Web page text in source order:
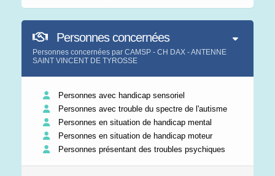
Personnes concernées
Personnes concernées par CAMSP - CH DAX - ANTENNE
SAINT VINCENT DE TYROSSE
Personnes avec handicap sensoriel
Personnes avec trouble du spectre de l'autisme
Personnes en situation de handicap mental
Personnes en situation de handicap moteur
Personnes présentant des troubles psychiques